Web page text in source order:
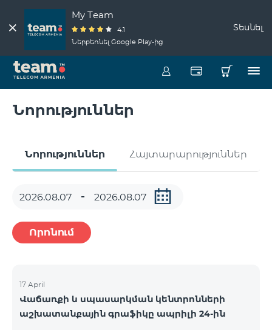
My Team
4.1
Ներբեռնել Google Play-ից
Տեսնել
Նորություններ
Նորություններ Հայտարարություններ
Որոնում
17 April
Վաճառքի և սպասարկման կենտրոնների
աշխատանքային գրաֆիկը ապրիլի 24-ին